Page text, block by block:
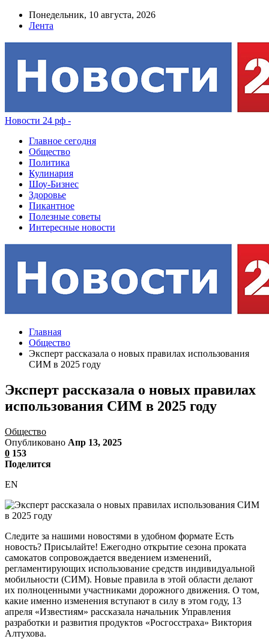
Понедельник, 10 августа, 2026
Лента
Новости 24 рф -
Главное сегодня
Общество
Политика
Кулинария
Шоу-Бизнес
Здоровье
Пикантное
Полезные советы
Интересные новости
Главная
Общество
Эксперт рассказала о новых правилах использования
СИМ в 2025 году
Эксперт рассказала о новых правилах
использования СИМ в 2025 году
Общество
Опубликовано Апр 13, 2025
0 153
Поделится
EN
Следите за нашими новостями в удобном формате Есть
новость? Присылайте! Ежегодно открытие сезона проката
самокатов сопровождается введением изменений,
регламентирующих использование средств индивидуальной
мобильности (СИМ). Новые правила в этой области делают
их полноценными участниками дорожного движения. О том,
какие именно изменения вступают в силу в этом году, 13
апреля «Известиям» рассказала начальник Управления
разработки и развития продуктов «Росгосстраха» Виктория
Алтухова.